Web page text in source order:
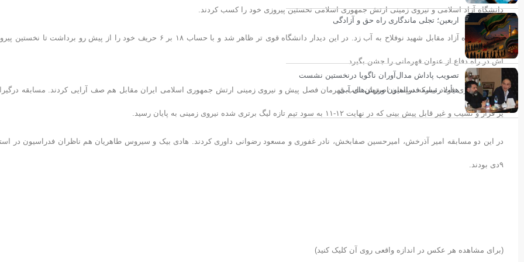
دانشگاه آزاد اسلامی و نیروی زمینی ارتش جمهوری اسلامی نخستین پیروزی خود را کسب کردند.
ابتدا دانشگاه آزاد مقابل شهید نوفلاح به آب زد. در این دیدار دانشگاه قوی تر ظاهر شد و با حساب ١٨ بر ۶ حریف خود را از پیش رو برداشت تا
اش در راه دفاع از عنوان قهرمانی را جشن بگیرد.
در دومین بازی فولاد مبارکه سپاهان اصفهان نایب قهرمان فصل پیش و نیروی زمینی ارتش جمهوری اسلامی ایران مقابل هم صف آرایی کردند. مسابقه
پر فراز و نشیب و غیر قابل پیش بینی که در نهایت ١٢-١١ به سود تیم تازه لیگ برتری شده نیروی زمینی به پایان رسید.
در این دو مسابقه امیر آذرخش، امیرحسین صفابخش، نادر غفوری و مسعود رضوانی داوری کردند. هادی بیک و سیروس طاهریان هم ناظران فدراسیون در
۹دی بودند.
(برای مشاهده هر عکس در اندازه واقعی روی آن کلیک کنید)
اربعین؛ تجلی ماندگاری راه حق و آزادگی
تصویب پاداش مدال‌آوران ناگویا درنخستین نشست
هیأت رئیسه فدراسیون ورزش‌های آبی